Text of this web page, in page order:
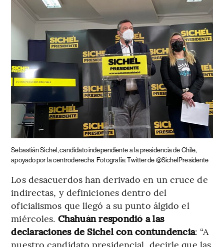
Sebastián Sichel, candidato independiente a la presidencia de Chile,
apoyado por la centroderecha Fotografía: Twitter de @SichelPresidente
Los desacuerdos han derivado en un cruce de
indirectas, y definiciones dentro del
oficialismos que llegó a su punto álgido el
miércoles. Chahuán respondió a las
declaraciones de Sichel con contundencia: “A
nuestro candidato presidencial, decirle que las